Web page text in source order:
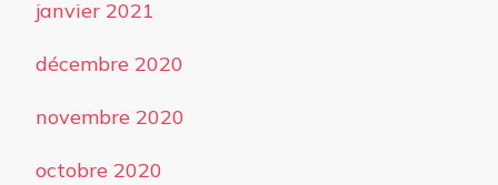
janvier 2021
décembre 2020
novembre 2020
octobre 2020